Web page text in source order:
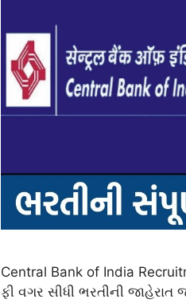
Central Bank of India
ફી વગર સીધી ભરતીની જાહેરાત